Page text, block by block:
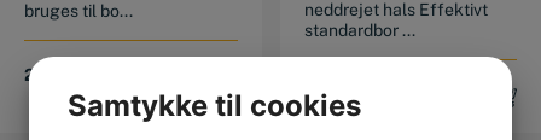
bruges til bo...
20,00
neddrejet hals Effektivt
standardbor ...
59,00
Samtykke til cookies